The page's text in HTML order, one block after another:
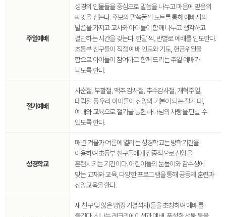
주일예배
성경의 인물들을 중심으로 말씀을 나누고 마음에 믿음의
씨앗을 심는다. 주보의 말씀꿀꺽 노트를 통해 예배시의
말씀을 가지고 교사와 아이들이 함께 나누고 생각하고
결단하는 시간을 갖는다. 한달 씩, 반별로 예배를 인도한다.
초등부 친구들이 직접 예배 인도와 기도, 헌금위원을
함으로 아이들이 참여하고 함께 드리는 주일 예배가
되도록 한다.
절기예배
사순절, 부활절, 맥추 감사절, 추수감사절, 개혁주일,
대림절 등 우리 아이들이 신앙의 기본이 되는 절기 때,
예배와 교육으로 절기를 통한 하나님의 사랑을 만날 수
있도록 한다.
성경학교
매년 겨울과 여름에 열리는 성경학교는 방학기간을
이용하여 초등부 친구들에게 집중적으로 신앙을
훈련시키는 기간이다. 어린이들의 눈높이와 감수성에
맞는 교재와 교육, 다양한 프로그램을 통해 공동체 훈련과
신앙교육을 한다.
새 친구 및 잃은 양(장기결석자)들을 초청하여 예배를